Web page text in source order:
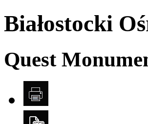
Białostocki
Quest